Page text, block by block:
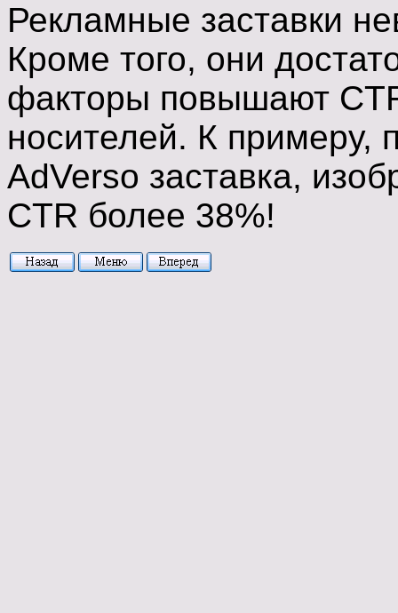
Рекламные заставки
Кроме того, они
факторы повышают
носителей. К примеру,
AdVerso заставка,
CTR более 38%!